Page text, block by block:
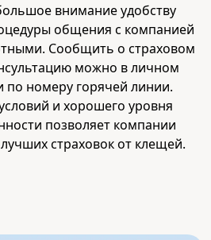
внимание удобству
общения с компанией
Сообщить о страховом
можно в личном
по номеру горячей линии.
и хорошего уровня
позволяет компании
страховок от клещей.